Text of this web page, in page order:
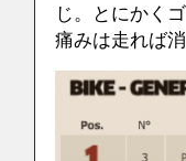
じ。とにかく
痛みは走れば